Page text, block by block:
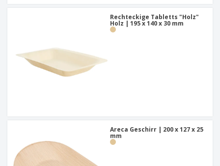
Rechteckige Tabletts "Holz"
Holz | 195 x 140 x 30 mm
Areca Geschirr | 200 x 127 x 25
mm